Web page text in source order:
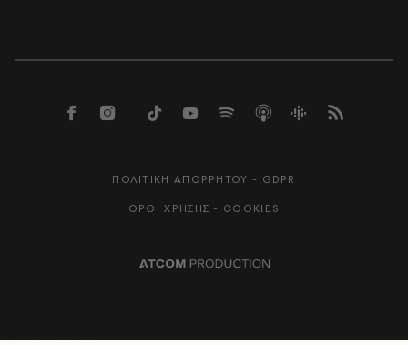
ΠΟΛΙΤΙΚΗ ΑΠΟΡΡΗΤΟΥ - GDPR
ΟΡΟΙ ΧΡΗΣΗΣ - COOKIES